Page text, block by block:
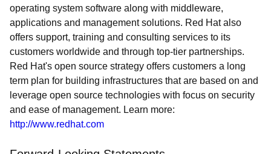
operating system software along with middleware,
applications and management solutions. Red Hat also
offers support, training and consulting services to its
customers worldwide and through top-tier partnerships.
Red Hat's open source strategy offers customers a long
term plan for building infrastructures that are based on and
leverage open source technologies with focus on security
and ease of management. Learn more:
http://www.redhat.com